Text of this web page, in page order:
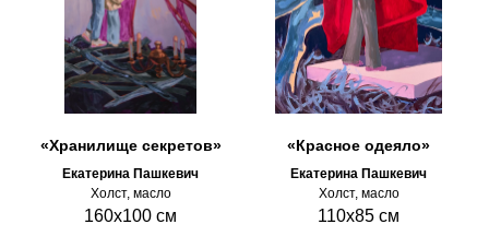
«Хранилище секретов»
Екатерина Пашкевич
Холст, масло
160х100 см
«Красное одеяло»
Екатерина Пашкевич
Холст, масло
110х85 см